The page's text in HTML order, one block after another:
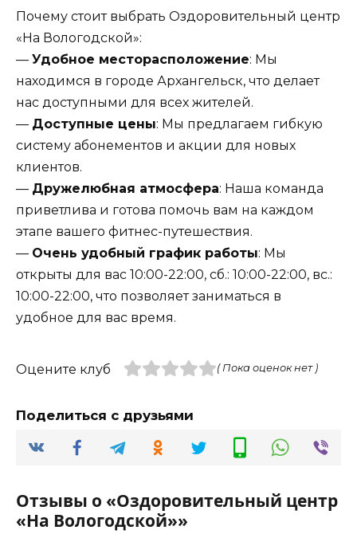
Почему стоит выбрать Оздоровительный центр
«На Вологодской»:
— Удобное месторасположение: Мы
находимся в городе Архангельск, что делает
нас доступными для всех жителей.
— Доступные цены: Мы предлагаем гибкую
систему абонементов и акции для новых
клиентов.
— Дружелюбная атмосфера: Наша команда
приветлива и готова помочь вам на каждом
этапе вашего фитнес-путешествия.
— Очень удобный график работы: Мы
открыты для вас 10:00-22:00, сб.: 10:00-22:00, вс.:
10:00-22:00, что позволяет заниматься в
удобное для вас время.
Оцените клуб ( Пока оценок нет )
Поделиться с друзьями
Отзывы о «Оздоровительный центр
«На Вологодской»»